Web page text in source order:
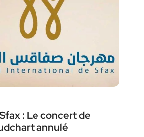
: Le concert de
annulé